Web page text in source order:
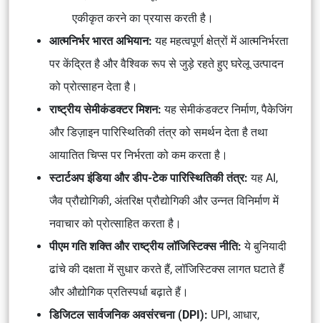
एकीकृत करने का प्रयास करती है।
आत्मनिर्भर भारत अभियान:यह महत्वपूर्ण क्षेत्रों में आत्मनिर्भरता
पर केंद्रित है और वैश्विक रूप से जुड़े रहते हुए घरेलू उत्पादन
को प्रोत्साहन देता है।
राष्ट्रीय सेमीकंडक्टर मिशन:यह सेमीकंडक्टर निर्माण, पैकेजिंग
और डिज़ाइन पारिस्थितिकी तंत्र को समर्थन देता है तथा
आयातित चिप्स पर निर्भरता को कम करता है।
स्टार्टअप इंडिया और डीप-टेक पारिस्थितिकी तंत्र:यह AI,
जैव प्रौद्योगिकी, अंतरिक्ष प्रौद्योगिकी और उन्नत विनिर्माण में
नवाचार को प्रोत्साहित करता है।
पीएम गति शक्ति और राष्ट्रीय लॉजिस्टिक्स नीति:ये बुनियादी
ढांचे की दक्षता में सुधार करते हैं, लॉजिस्टिक्स लागत घटाते हैं
और औद्योगिक प्रतिस्पर्धा बढ़ाते हैं।
डिजिटल सार्वजनिक अवसंरचना (DPI): UPI, आधार,